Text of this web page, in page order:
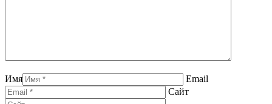
Имя
Email
Сайт